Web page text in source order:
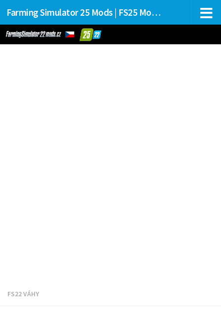
Farming Simulator 25 Mods | FS25 Mods Stahování
FS22 VÁHY